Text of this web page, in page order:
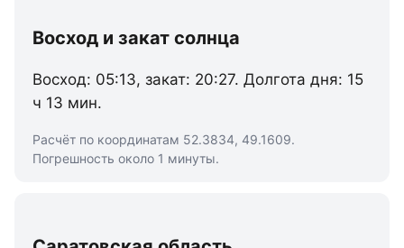
Восход и закат солнца
Восход: 05:13, закат: 20:27. Долгота дня: 15
ч 13 мин.
Расчёт по координатам 52.3834, 49.1609.
Погрешность около 1 минуты.